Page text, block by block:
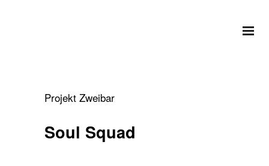
Projekt Zweibar
Soul Squad